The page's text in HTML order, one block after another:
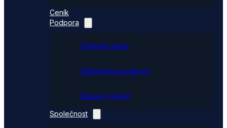
Ceník
Podpora
Znalostní báze
Zákaznická podpora
Dativery Agent
Společnost